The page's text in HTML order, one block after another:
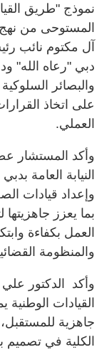
نموذج "طريق
المستوحى من
آل مكتوم نائب
دبي "رعاه الله"
والبصائر
على اتخاذ
العملي.
وأكد المستشار
النيابة العامة
وإعداد قيادات
بما يعزز
العمل بكفاءة
والمنظومة
وأكد الدكتور
القيادات الوطنية
جاهزية
الكلية في تصميم